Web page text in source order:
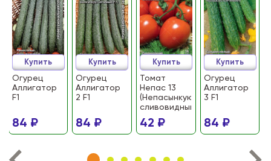
Огурец
Аллигатор
F1
84 ₽
Купить
Огурец
Аллигатор
2 F1
84 ₽
Купить
Томат
Непас 13
(Непасынкующийся
сливовидный)
42 ₽
Купить
Огурец
Аллигатор
3 F1
84 ₽
Купить